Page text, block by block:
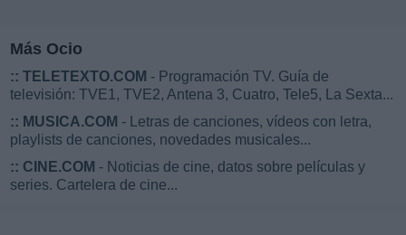
Más Ocio
:: TELETEXTO.COM - Programación TV. Guía de
televisión: TVE1, TVE2, Antena 3, Cuatro, Tele5, La Sexta...
:: MUSICA.COM - Letras de canciones, vídeos con letra,
playlists de canciones, novedades musicales...
:: CINE.COM - Noticias de cine, datos sobre películas y
series. Cartelera de cine...